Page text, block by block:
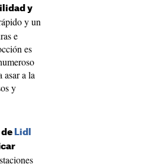
y
y un
e
es
asar a la
y
Lidl